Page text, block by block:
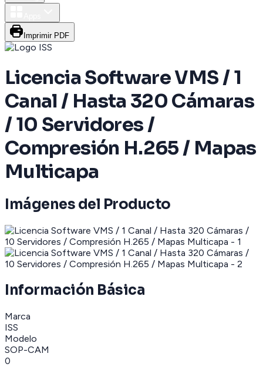
Imprimir PDF
Licencia Software VMS / 1
Canal / Hasta 320 Cámaras
/ 10 Servidores /
Compresión H.265 / Mapas
Multicapa
Imágenes del Producto
Información Básica
Marca
ISS
Modelo
SOP-CAM
0